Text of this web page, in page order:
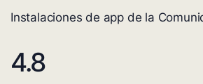
Instalaciones de app de la
4.8